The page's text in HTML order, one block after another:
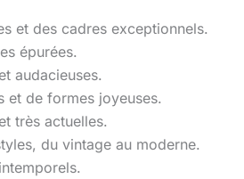
et des cadres exceptionnels.
épurées.
audacieuses.
et de formes joyeuses.
très actuelles.
du vintage au moderne.